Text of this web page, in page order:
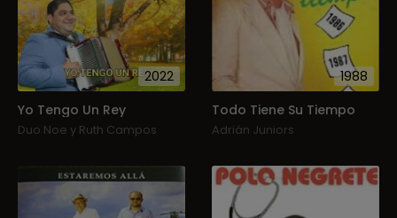
2022
Yo Tengo Un Rey
Duo Noe y Ruth Campos
1988
Todo Tiene Su Tiempo
Adrián Juniors